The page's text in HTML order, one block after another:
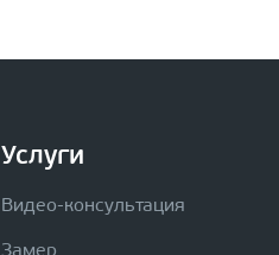
Услуги
Видео-консультация